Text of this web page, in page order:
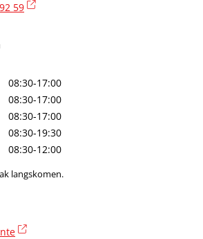
59
08:30-17:00
08:30-17:00
08:30-17:00
08:30-19:30
08:30-12:00
langskomen.